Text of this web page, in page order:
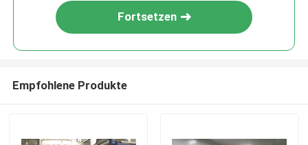
Fortsetzen
Empfohlene Produkte